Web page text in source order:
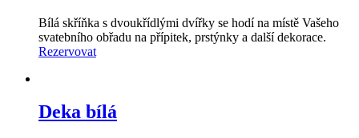
Bílá skříňka s dvoukřídlými dvířky se hodí na místě Vašeho
svatebního obřadu na přípitek, prstýnky a další dekorace.
Rezervovat
Deka bílá